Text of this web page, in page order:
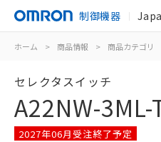
制御機器
ホーム > 商品情報 > 商品カテゴリ
セレクタスイッチ
A22NW-3ML-
2027年06月受注終了予定